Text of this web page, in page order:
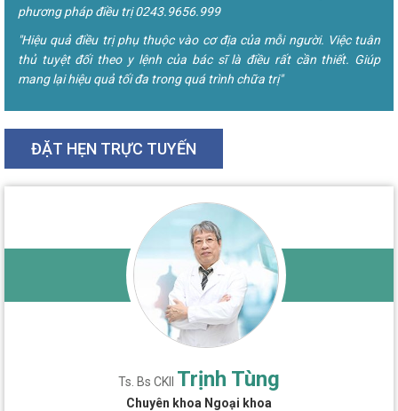
phương pháp điều trị 0243.9656.999
"Hiệu quả điều trị phụ thuộc vào cơ địa của mỗi người. Việc tuân
thủ tuyệt đối theo y lệnh của bác sĩ là điều rất cần thiết. Giúp
mang lại hiệu quả tối đa trong quá trình chữa trị"
ĐẶT HẸN TRỰC TUYẾN
Ts. Bs CKII Trịnh Tùng
Chuyên khoa Ngoại khoa